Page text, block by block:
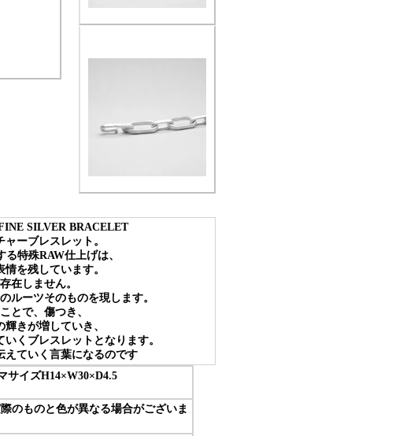
SILVER BRACELET
ーブレスレット。
特殊RAW仕上げは、
を残しています。
在しません。
ルーツそのものを現します。
とで、傷つき、
きが増していき、
くブレスレットとなります。
えていく言葉になるのです
イズH14×W30×D4.5
のものと色が異なる場合がございま